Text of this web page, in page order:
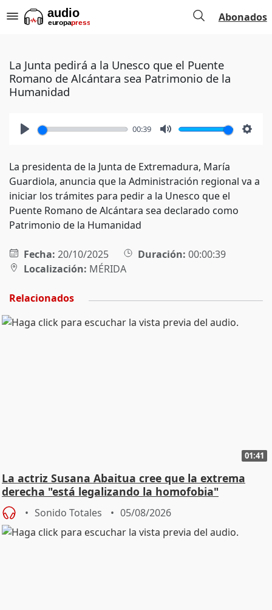
Abonados
La Junta pedirá a la Unesco que el Puente
Romano de Alcántara sea Patrimonio de la
Humanidad
00:39
La presidenta de la Junta de Extremadura, María
Guardiola, anuncia que la Administración regional va a
iniciar los trámites para pedir a la Unesco que el
Puente Romano de Alcántara sea declarado como
Patrimonio de la Humanidad
Fecha: 20/10/2025 Duración: 00:00:39
Localización: MÉRIDA
Relacionados
01:41
La actriz Susana Abaitua cree que la extrema
derecha "está legalizando la homofobia"
Sonido Totales 05/08/2026